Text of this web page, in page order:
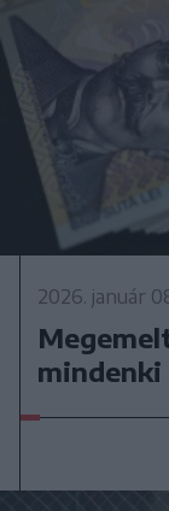
2026. január